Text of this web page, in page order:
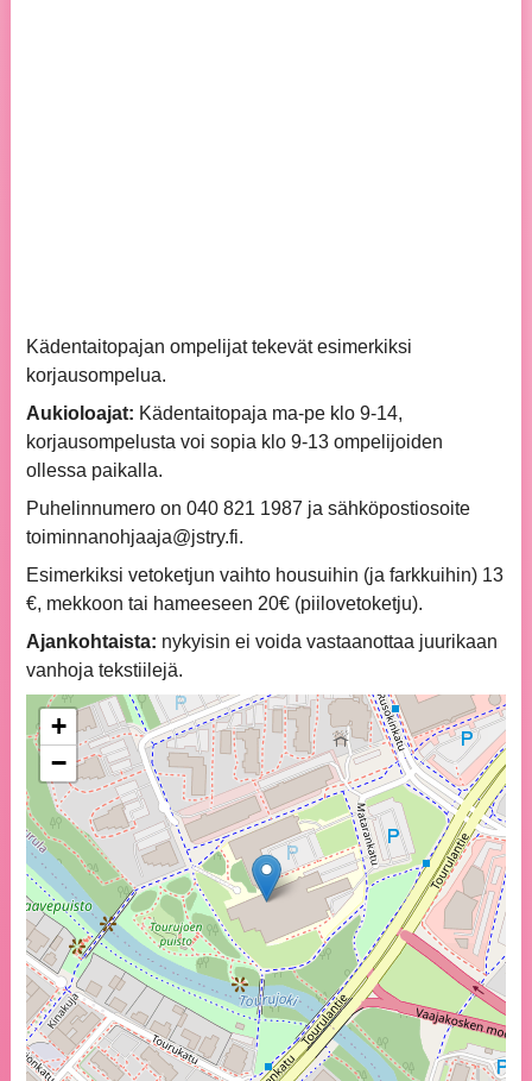
Kädentaitopajan ompelijat tekevät esimerkiksi
korjausompelua.
Aukioloajat: Kädentaitopaja ma-pe klo 9-14,
korjausompelusta voi sopia klo 9-13 ompelijoiden
ollessa paikalla.
Puhelinnumero on 040 821 1987 ja sähköpostiosoite
toiminnanohjaaja@jstry.fi.
Esimerkiksi vetoketjun vaihto housuihin (ja farkkuihin) 13
€, mekkoon tai hameeseen 20€ (piilovetoketju).
Ajankohtaista: nykyisin ei voida vastaanottaa juurikaan
vanhoja tekstiilejä.
+
−